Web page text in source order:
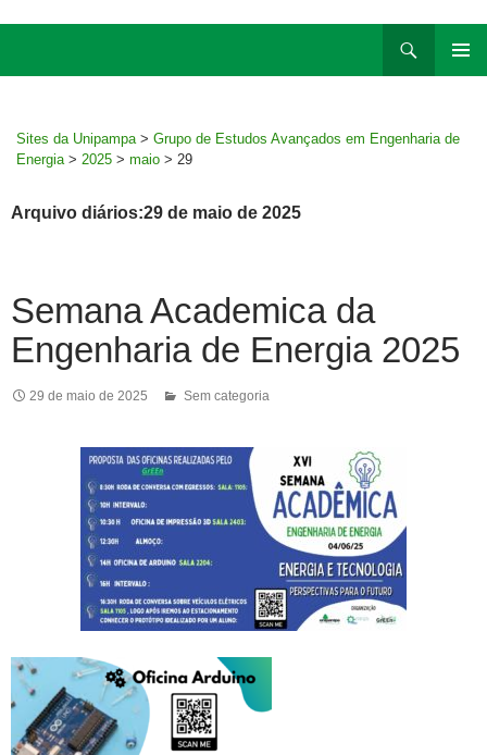
Sites da Unipampa > Grupo de Estudos Avançados em Engenharia de
Energia > 2025 > maio > 29
Arquivo diários:29 de maio de 2025
Semana Academica da
Engenharia de Energia 2025
29 de maio de 2025 Sem categoria